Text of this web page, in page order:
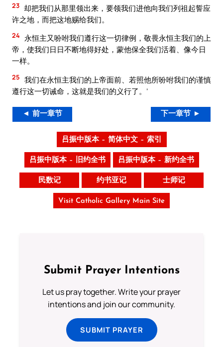
23 却把我们从那里领出来，要领我们进他向我们列祖起誓应
许之地，而把这地赐给我们。
24 永恒主又吩咐我们遵行这一切律例，敬畏永恒主我们的上
帝，使我们日日不断地得好处，蒙他保全我们活着、像今日
一样。
25 我们在永恒主我们的上帝面前、若照他所吩咐我们的谨慎
遵行这一切诫命，这就是我们的义行了。’
◄ 前一章节 下一章节 ►
吕振中版本 – 简体中文 – 索引
吕振中版本 – 旧约全书 吕振中版本 – 新约全书
民数记 约书亚记 士师记
Visit Catholic Gallery Main Site
Submit Prayer Intentions
Let us pray together. Write your prayer
intentions and join our community.
SUBMIT PRAYER